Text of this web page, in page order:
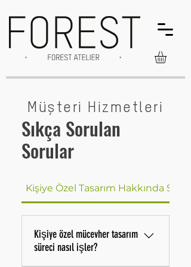
Müşteri Hizmetleri
Sıkça Sorulan
Sorular
Kişiye Özel Tasarım Hakkında
Kişiye özel mücevher tasarım
süreci nasıl işler?